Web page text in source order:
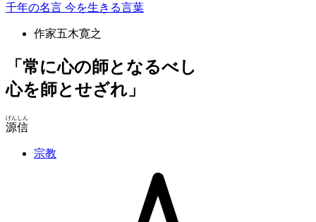
千年の名言 今を生きる言葉
作家五木寛之
「常に心の師となるべし
心を師とせざれ」
源信
げんしん
宗教